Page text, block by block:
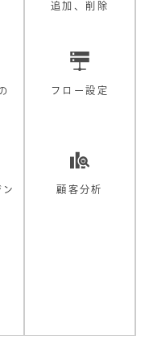
追加、削除
フロー設定
顧客分析